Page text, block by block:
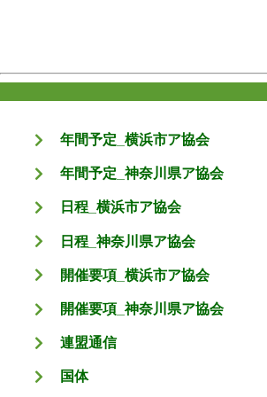
年間予定_横浜市ア協会
年間予定_神奈川県ア協会
日程_横浜市ア協会
日程_神奈川県ア協会
開催要項_横浜市ア協会
開催要項_神奈川県ア協会
連盟通信
国体